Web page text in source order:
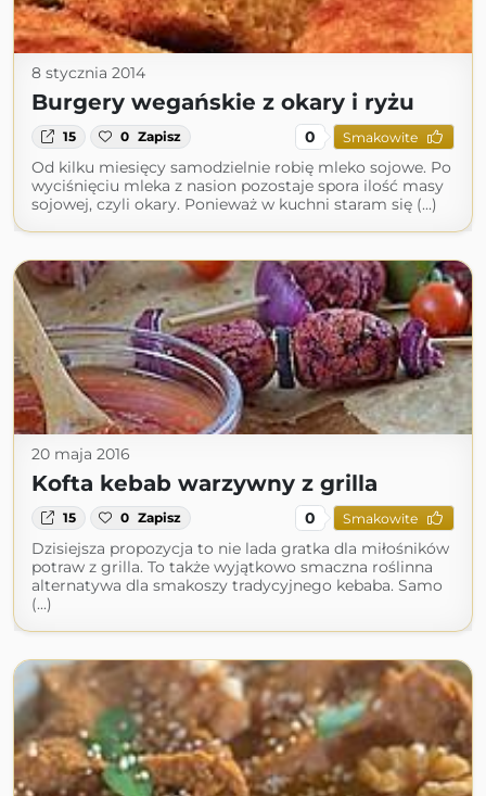
8 stycznia 2014
Burgery wegańskie z okary i ryżu
15 0 Zapisz 0 Smakowite
Od kilku miesięcy samodzielnie robię mleko sojowe. Po
wyciśnięciu mleka z nasion pozostaje spora ilość masy
sojowej, czyli okary. Ponieważ w kuchni staram się (...)
20 maja 2016
Kofta kebab warzywny z grilla
15 0 Zapisz 0 Smakowite
Dzisiejsza propozycja to nie lada gratka dla miłośników
potraw z grilla. To także wyjątkowo smaczna roślinna
alternatywa dla smakoszy tradycyjnego kebaba. Samo
(...)